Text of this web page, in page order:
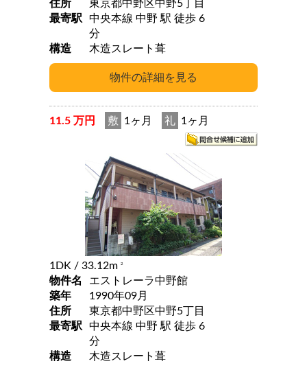
住所
東京都中野区中野5丁目
最寄駅
中央本線 中野 駅 徒歩 6
分
構造
木造スレート葺
11.5 万円 敷 1ヶ月 礼 1ヶ月
1DK / 33.12m 2
物件名
エストレーラ中野館
築年
1990年09月
住所
東京都中野区中野5丁目
最寄駅
中央本線 中野 駅 徒歩 6
分
構造
木造スレート葺